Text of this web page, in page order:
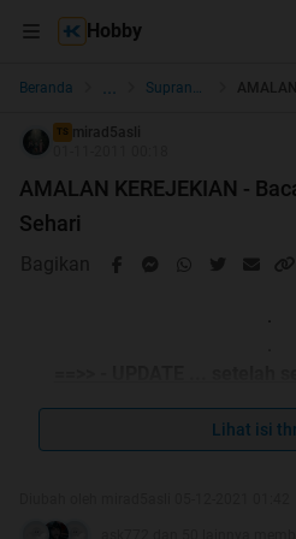
Hobby
Beranda ... Supranatural
TS mirad5asli
AMALAN KEREJEKIAN -
Sehari
Bagikan
AJAIB ... Apa kata
Agan boleh meninggalkan
Lihat isi